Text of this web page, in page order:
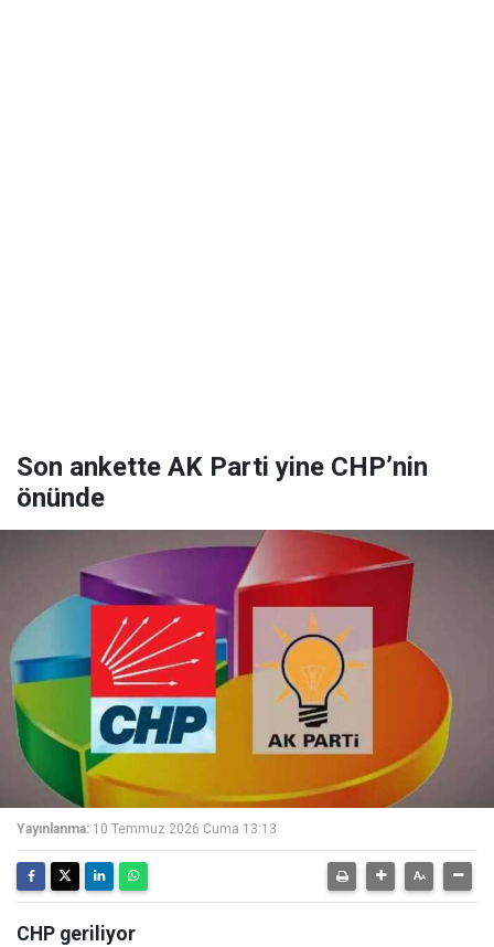
Son ankette AK Parti yine CHP’nin
önünde
Yayınlanma: 10 Temmuz 2026 Cuma 13:13
CHP geriliyor